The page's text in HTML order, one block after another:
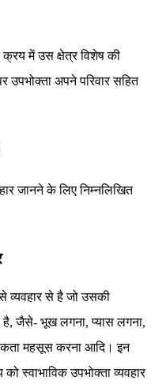
क्रय में उस क्षेत्र विशेष की
उपभोक्ता अपने परिवार सहित
जानने के लिए निम्नलिखित
व्यवहार से है जो उसकी
है, जैसे- भूख लगना, प्यास लगना,
महसूस करना आदि। इन
स्वाभाविक उपभोक्ता व्यवहार